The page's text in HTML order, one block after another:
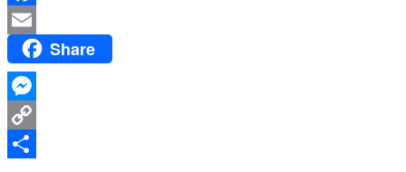
Facebook
Email Share
Messenger
Copy